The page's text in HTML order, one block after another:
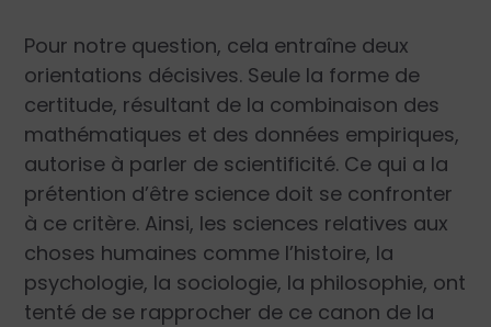
Pour notre question, cela entraîne deux
orientations décisives. Seule la forme de
certitude, résultant de la combinaison des
mathématiques et des données empiriques,
autorise à parler de scientificité. Ce qui a la
prétention d’être science doit se confronter
à ce critère. Ainsi, les sciences relatives aux
choses humaines comme l’histoire, la
psychologie, la sociologie, la philosophie, ont
tenté de se rapprocher de ce canon de la